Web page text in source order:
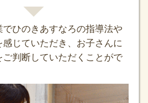
ひのきあすなろの指導法や
じていただき、お子さんに
判断していただくことがで